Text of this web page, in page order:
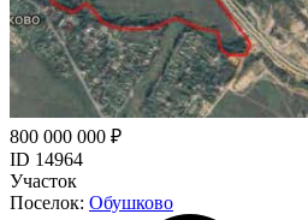
800 000 000 ₽
ID 14964
Участок
Поселок: Обушково